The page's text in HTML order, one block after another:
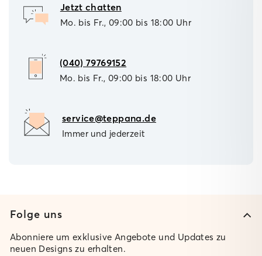
Jetzt chatten
Mo. bis Fr., 09:00 bis 18:00 Uhr
(040) 79769152
Mo. bis Fr., 09:00 bis 18:00 Uhr
service@teppana.de
Immer und jederzeit
Folge uns
Abonniere um exklusive Angebote und Updates zu
neuen Designs zu erhalten.